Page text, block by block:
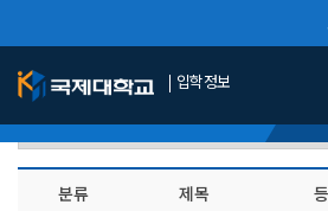
입학정보
분류 제목